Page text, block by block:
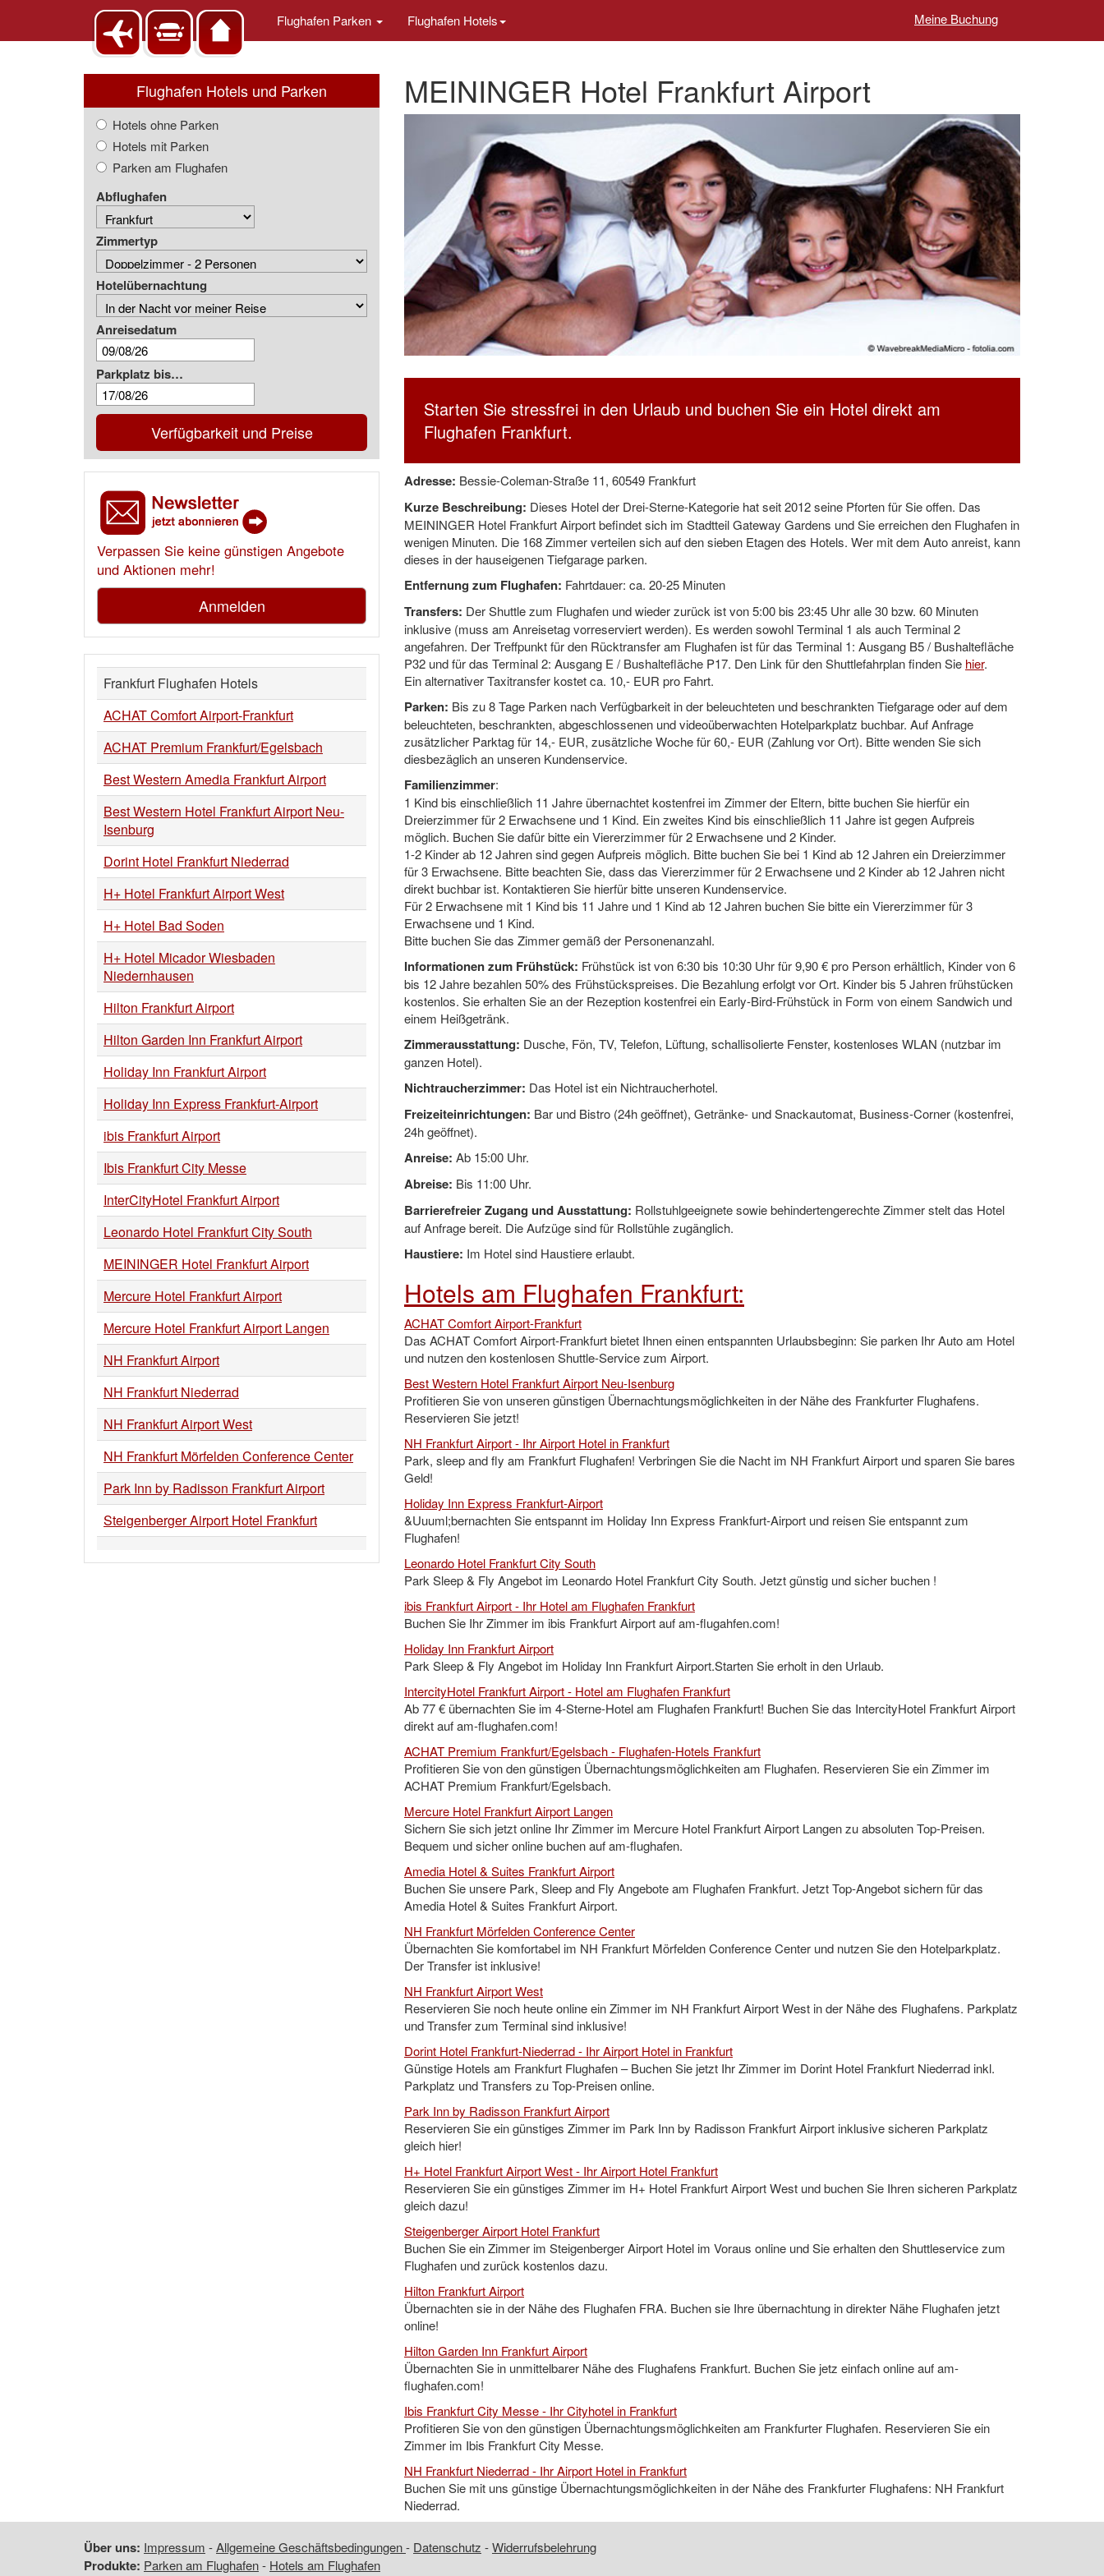
Flughafen Parken Flughafen Hotels Meine Buchung
Flughafen Hotels und Parken
Hotels ohne Parken
Hotels mit Parken
Parken am Flughafen
Abflughafen
Zimmertyp
Hotelübernachtung
Anreisedatum
Parkplatz bis…
Verfügbarkeit und Preise
MEININGER Hotel Frankfurt Airport
Starten Sie stressfrei in den Urlaub und buchen Sie ein Hotel direkt am
Flughafen Frankfurt.
Verpassen Sie keine günstigen Angebote
und Aktionen mehr!
Anmelden
Frankfurt Flughafen Hotels
ACHAT Comfort Airport-Frankfurt
ACHAT Premium Frankfurt/Egelsbach
Best Western Amedia Frankfurt Airport
Best Western Hotel Frankfurt Airport Neu-
Isenburg
Dorint Hotel Frankfurt Niederrad
H+ Hotel Frankfurt Airport West
H+ Hotel Bad Soden
H+ Hotel Micador Wiesbaden
Niedernhausen
Hilton Frankfurt Airport
Hilton Garden Inn Frankfurt Airport
Holiday Inn Frankfurt Airport
Holiday Inn Express Frankfurt-Airport
ibis Frankfurt Airport
Ibis Frankfurt City Messe
InterCityHotel Frankfurt Airport
Leonardo Hotel Frankfurt City South
MEININGER Hotel Frankfurt Airport
Mercure Hotel Frankfurt Airport
Mercure Hotel Frankfurt Airport Langen
NH Frankfurt Airport
NH Frankfurt Niederrad
NH Frankfurt Airport West
NH Frankfurt Mörfelden Conference Center
Park Inn by Radisson Frankfurt Airport
Steigenberger Airport Hotel Frankfurt
Adresse: Bessie-Coleman-Straße 11, 60549 Frankfurt
Kurze Beschreibung: Dieses Hotel der Drei-Sterne-Kategorie hat seit 2012 seine Pforten für Sie offen. Das
MEININGER Hotel Frankfurt Airport befindet sich im Stadtteil Gateway Gardens und Sie erreichen den Flughafen in
wenigen Minuten. Die 168 Zimmer verteilen sich auf den sieben Etagen des Hotels. Wer mit dem Auto anreist, kann
dieses in der hauseigenen Tiefgarage parken.
Entfernung zum Flughafen: Fahrtdauer: ca. 20-25 Minuten
Transfers: Der Shuttle zum Flughafen und wieder zurück ist von 5:00 bis 23:45 Uhr alle 30 bzw. 60 Minuten
inklusive (muss am Anreisetag vorreserviert werden). Es werden sowohl Terminal 1 als auch Terminal 2
angefahren. Der Treffpunkt für den Rücktransfer am Flughafen ist für das Terminal 1: Ausgang B5 / Bushaltefläche
P32 und für das Terminal 2: Ausgang E / Bushaltefläche P17. Den Link für den Shuttlefahrplan finden Sie hier.
Ein alternativer Taxitransfer kostet ca. 10,- EUR pro Fahrt.
Parken: Bis zu 8 Tage Parken nach Verfügbarkeit in der beleuchteten und beschrankten Tiefgarage oder auf dem
beleuchteten, beschrankten, abgeschlossenen und videoüberwachten Hotelparkplatz buchbar. Auf Anfrage
zusätzlicher Parktag für 14,- EUR, zusätzliche Woche für 60,- EUR (Zahlung vor Ort). Bitte wenden Sie sich
diesbezäglich an unseren Kundenservice.
Familienzimmer:
1 Kind bis einschließlich 11 Jahre übernachtet kostenfrei im Zimmer der Eltern, bitte buchen Sie hierfür ein
Dreierzimmer für 2 Erwachsene und 1 Kind. Ein zweites Kind bis einschließlich 11 Jahre ist gegen Aufpreis
möglich. Buchen Sie dafür bitte ein Viererzimmer für 2 Erwachsene und 2 Kinder.
1-2 Kinder ab 12 Jahren sind gegen Aufpreis möglich. Bitte buchen Sie bei 1 Kind ab 12 Jahren ein Dreierzimmer
für 3 Erwachsene. Bitte beachten Sie, dass das Viererzimmer für 2 Erwachsene und 2 Kinder ab 12 Jahren nicht
direkt buchbar ist. Kontaktieren Sie hierfür bitte unseren Kundenservice.
Für 2 Erwachsene mit 1 Kind bis 11 Jahre und 1 Kind ab 12 Jahren buchen Sie bitte ein Viererzimmer für 3
Erwachsene und 1 Kind.
Bitte buchen Sie das Zimmer gemäß der Personenanzahl.
Informationen zum Frühstück: Frühstück ist von 6:30 bis 10:30 Uhr für 9,90 € pro Person erhältlich, Kinder von 6
bis 12 Jahre bezahlen 50% des Frühstückspreises. Die Bezahlung erfolgt vor Ort. Kinder bis 5 Jahren frühstücken
kostenlos. Sie erhalten Sie an der Rezeption kostenfrei ein Early-Bird-Frühstück in Form von einem Sandwich und
einem Heißgetränk.
Zimmerausstattung: Dusche, Fön, TV, Telefon, Lüftung, schallisolierte Fenster, kostenloses WLAN (nutzbar im
ganzen Hotel).
Nichtraucherzimmer: Das Hotel ist ein Nichtraucherhotel.
Freizeiteinrichtungen: Bar und Bistro (24h geöffnet), Getränke- und Snackautomat, Business-Corner (kostenfrei,
24h geöffnet).
Anreise: Ab 15:00 Uhr.
Abreise: Bis 11:00 Uhr.
Barrierefreier Zugang und Ausstattung: Rollstuhlgeeignete sowie behindertengerechte Zimmer stelt das Hotel
auf Anfrage bereit. Die Aufzüge sind für Rollstühle zugänglich.
Haustiere: Im Hotel sind Haustiere erlaubt.
Hotels am Flughafen Frankfurt:
ACHAT Comfort Airport-Frankfurt
Das ACHAT Comfort Airport-Frankfurt bietet Ihnen einen entspannten Urlaubsbeginn: Sie parken Ihr Auto am Hotel
und nutzen den kostenlosen Shuttle-Service zum Airport.
Best Western Hotel Frankfurt Airport Neu-Isenburg
Profitieren Sie von unseren günstigen Übernachtungsmöglichkeiten in der Nähe des Frankfurter Flughafens.
Reservieren Sie jetzt!
NH Frankfurt Airport - Ihr Airport Hotel in Frankfurt
Park, sleep and fly am Frankfurt Flughafen! Verbringen Sie die Nacht im NH Frankfurt Airport und sparen Sie bares
Geld!
Holiday Inn Express Frankfurt-Airport
&Uuuml;bernachten Sie entspannt im Holiday Inn Express Frankfurt-Airport und reisen Sie entspannt zum
Flughafen!
Leonardo Hotel Frankfurt City South
Park Sleep & Fly Angebot im Leonardo Hotel Frankfurt City South. Jetzt günstig und sicher buchen !
ibis Frankfurt Airport - Ihr Hotel am Flughafen Frankfurt
Buchen Sie Ihr Zimmer im ibis Frankfurt Airport auf am-flugahfen.com!
Holiday Inn Frankfurt Airport
Park Sleep & Fly Angebot im Holiday Inn Frankfurt Airport.Starten Sie erholt in den Urlaub.
IntercityHotel Frankfurt Airport - Hotel am Flughafen Frankfurt
Ab 77 € übernachten Sie im 4-Sterne-Hotel am Flughafen Frankfurt! Buchen Sie das IntercityHotel Frankfurt Airport
direkt auf am-flughafen.com!
ACHAT Premium Frankfurt/Egelsbach - Flughafen-Hotels Frankfurt
Profitieren Sie von den günstigen Übernachtungsmöglichkeiten am Flughafen. Reservieren Sie ein Zimmer im
ACHAT Premium Frankfurt/Egelsbach.
Mercure Hotel Frankfurt Airport Langen
Sichern Sie sich jetzt online Ihr Zimmer im Mercure Hotel Frankfurt Airport Langen zu absoluten Top-Preisen.
Bequem und sicher online buchen auf am-flughafen.
Amedia Hotel & Suites Frankfurt Airport
Buchen Sie unsere Park, Sleep and Fly Angebote am Flughafen Frankfurt. Jetzt Top-Angebot sichern für das
Amedia Hotel & Suites Frankfurt Airport.
NH Frankfurt Mörfelden Conference Center
Übernachten Sie komfortabel im NH Frankfurt Mörfelden Conference Center und nutzen Sie den Hotelparkplatz.
Der Transfer ist inklusive!
NH Frankfurt Airport West
Reservieren Sie noch heute online ein Zimmer im NH Frankfurt Airport West in der Nähe des Flughafens. Parkplatz
und Transfer zum Terminal sind inklusive!
Dorint Hotel Frankfurt-Niederrad - Ihr Airport Hotel in Frankfurt
Günstige Hotels am Frankfurt Flughafen – Buchen Sie jetzt Ihr Zimmer im Dorint Hotel Frankfurt Niederrad inkl.
Parkplatz und Transfers zu Top-Preisen online.
Park Inn by Radisson Frankfurt Airport
Reservieren Sie ein günstiges Zimmer im Park Inn by Radisson Frankfurt Airport inklusive sicheren Parkplatz
gleich hier!
H+ Hotel Frankfurt Airport West - Ihr Airport Hotel Frankfurt
Reservieren Sie ein günstiges Zimmer im H+ Hotel Frankfurt Airport West und buchen Sie Ihren sicheren Parkplatz
gleich dazu!
Steigenberger Airport Hotel Frankfurt
Buchen Sie ein Zimmer im Steigenberger Airport Hotel im Voraus online und Sie erhalten den Shuttleservice zum
Flughafen und zurück kostenlos dazu.
Hilton Frankfurt Airport
Übernachten sie in der Nähe des Flughafen FRA. Buchen sie Ihre übernachtung in direkter Nähe Flughafen jetzt
online!
Hilton Garden Inn Frankfurt Airport
Übernachten Sie in unmittelbarer Nähe des Flughafens Frankfurt. Buchen Sie jetz einfach online auf am-
flughafen.com!
Ibis Frankfurt City Messe - Ihr Cityhotel in Frankfurt
Profitieren Sie von den günstigen Übernachtungsmöglichkeiten am Frankfurter Flughafen. Reservieren Sie ein
Zimmer im Ibis Frankfurt City Messe.
NH Frankfurt Niederrad - Ihr Airport Hotel in Frankfurt
Buchen Sie mit uns günstige Übernachtungsmöglichkeiten in der Nähe des Frankfurter Flughafens: NH Frankfurt
Niederrad.
Über uns: Impressum -Allgemeine Geschäftsbedingungen- Datenschutz -Widerrufsbelehrung
Produkte: Parken am Flughafen- Hotels am Flughafen